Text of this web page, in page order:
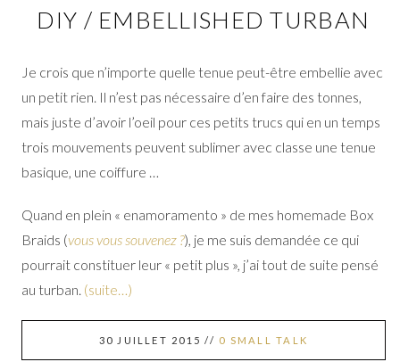
DIY / EMBELLISHED TURBAN
Je crois que n’importe quelle tenue peut-être embellie avec
un petit rien. Il n’est pas nécessaire d’en faire des tonnes,
mais juste d’avoir l’oeil pour ces petits trucs qui en un temps
trois mouvements peuvent sublimer avec classe une tenue
basique, une coiffure …
Quand en plein « enamoramento » de mes homemade Box
Braids (vous vous souvenez ?), je me suis demandée ce qui
pourrait constituer leur « petit plus », j’ai tout de suite pensé
au turban. (suite…)
30 JUILLET 2015 // 0 SMALL TALK